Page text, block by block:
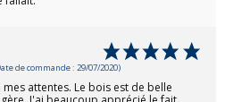
de commande : 29/07/2020)
attentes. Le bois est de belle